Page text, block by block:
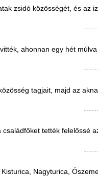
zsidó közösségét, és az
ahonnan egy hét
tagjait, majd az
tették felelőssé
Nagyturica,